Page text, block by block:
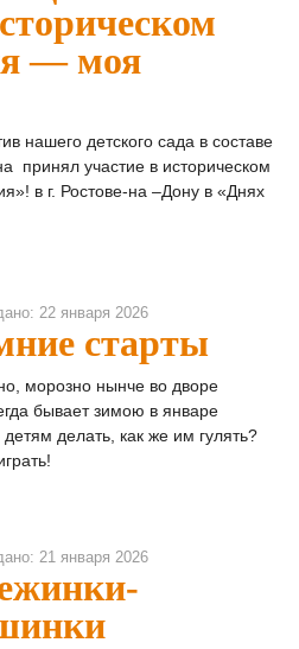
— моя
нашего детского сада в составе
принял участие в историческом
в г. Ростове-на –Дону в «Днях
22 января 2026
старты
морозно нынче во дворе
бывает зимою в январе
делать, как же им гулять?
21 января 2026